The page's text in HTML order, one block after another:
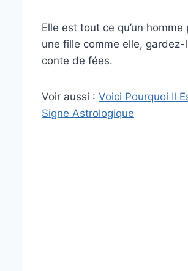
Elle est tout ce qu’un
une fille comme elle,
conte de fées.
Voir aussi : Voici Pourquoi Il
Signe Astrologique